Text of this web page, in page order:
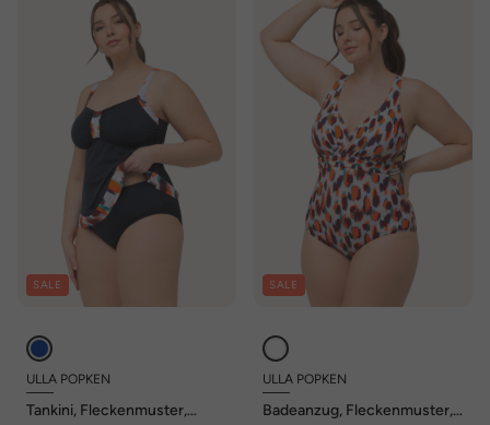
SALE
ULLA POPKEN
Tankini, Fleckenmuster,
SALE
ULLA POPKEN
Badeanzug, Fleckenmuster,